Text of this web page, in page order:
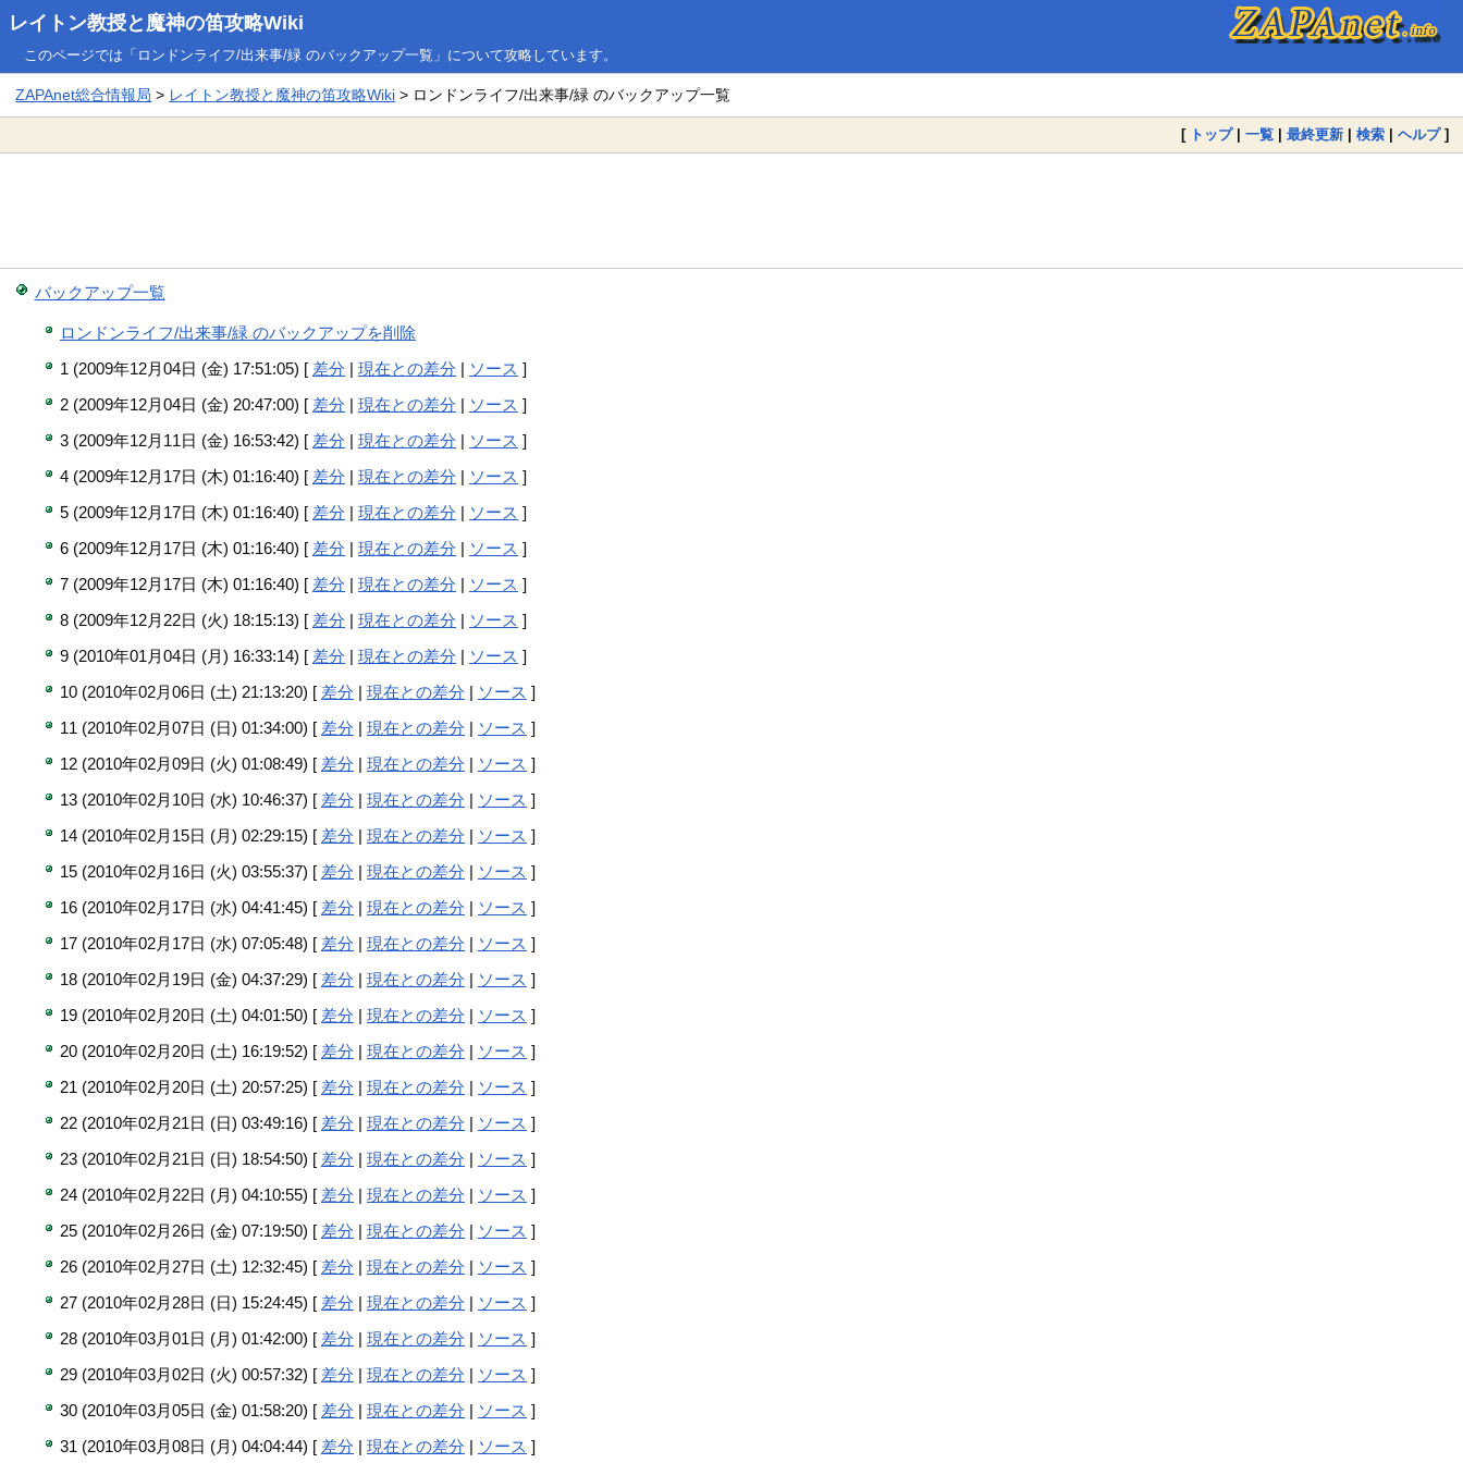
レイトン教授と魔神の笛攻略Wiki
このページでは「ロンドンライフ/出来事/緑 のバックアップ一覧」について攻略しています。
ZAPAnet総合情報局 > レイトン教授と魔神の笛攻略Wiki > ロンドンライフ/出来事/緑 のバックアップ一覧
[ トップ| 一覧 | 最終更新 | 検索 | ヘルプ]
バックアップ一覧
ロンドンライフ/出来事/緑 のバックアップを削除
1 (2009年12月04日 (金) 17:51:05) [ 差分 |現在との差分 | ソース ]
2 (2009年12月04日 (金) 20:47:00) [ 差分 |現在との差分 | ソース ]
3 (2009年12月11日 (金) 16:53:42) [ 差分 |現在との差分 | ソース ]
4 (2009年12月17日 (木) 01:16:40) [ 差分 |現在との差分 | ソース ]
5 (2009年12月17日 (木) 01:16:40) [ 差分 |現在との差分 | ソース ]
6 (2009年12月17日 (木) 01:16:40) [ 差分 |現在との差分 | ソース ]
7 (2009年12月17日 (木) 01:16:40) [ 差分 |現在との差分 | ソース ]
8 (2009年12月22日 (火) 18:15:13) [ 差分 |現在との差分 | ソース ]
9 (2010年01月04日 (月) 16:33:14) [ 差分 |現在との差分 | ソース ]
10 (2010年02月06日 (土) 21:13:20) [ 差分 |現在との差分 | ソース ]
11 (2010年02月07日 (日) 01:34:00) [ 差分 |現在との差分 | ソース ]
12 (2010年02月09日 (火) 01:08:49) [ 差分 |現在との差分 | ソース ]
13 (2010年02月10日 (水) 10:46:37) [ 差分 |現在との差分 | ソース ]
14 (2010年02月15日 (月) 02:29:15) [ 差分 |現在との差分 | ソース ]
15 (2010年02月16日 (火) 03:55:37) [ 差分 |現在との差分 | ソース ]
16 (2010年02月17日 (水) 04:41:45) [ 差分 |現在との差分 | ソース ]
17 (2010年02月17日 (水) 07:05:48) [ 差分 |現在との差分 | ソース ]
18 (2010年02月19日 (金) 04:37:29) [ 差分 |現在との差分 | ソース ]
19 (2010年02月20日 (土) 04:01:50) [ 差分 |現在との差分 | ソース ]
20 (2010年02月20日 (土) 16:19:52) [ 差分 |現在との差分 | ソース ]
21 (2010年02月20日 (土) 20:57:25) [ 差分 |現在との差分 | ソース ]
22 (2010年02月21日 (日) 03:49:16) [ 差分 |現在との差分 | ソース ]
23 (2010年02月21日 (日) 18:54:50) [ 差分 |現在との差分 | ソース ]
24 (2010年02月22日 (月) 04:10:55) [ 差分 |現在との差分 | ソース ]
25 (2010年02月26日 (金) 07:19:50) [ 差分 |現在との差分 | ソース ]
26 (2010年02月27日 (土) 12:32:45) [ 差分 |現在との差分 | ソース ]
27 (2010年02月28日 (日) 15:24:45) [ 差分 |現在との差分 | ソース ]
28 (2010年03月01日 (月) 01:42:00) [ 差分 |現在との差分 | ソース ]
29 (2010年03月02日 (火) 00:57:32) [ 差分 |現在との差分 | ソース ]
30 (2010年03月05日 (金) 01:58:20) [ 差分 |現在との差分 | ソース ]
31 (2010年03月08日 (月) 04:04:44) [ 差分 |現在との差分 | ソース ]